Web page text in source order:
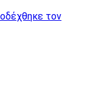
τον